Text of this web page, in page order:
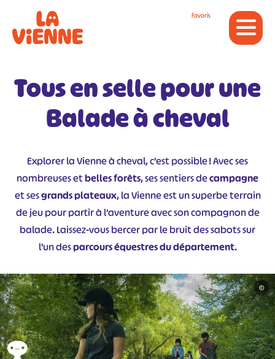
Favoris
Tous en selle pour une
Balade à cheval
Explorer la Vienne à cheval, c’est possible ! Avec ses
nombreuses etbelles forêts, ses sentiers decampagne
et sesgrands plateaux, la Vienne est un superbe terrain
de jeu pour partir à l’aventure avec son compagnon de
balade. Laissez-vous bercer par le bruit des sabots sur
l’un desparcours équestres du département.
©